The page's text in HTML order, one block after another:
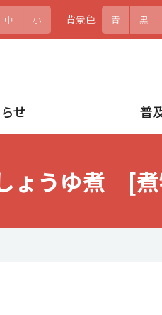
背景色 青 黒
中 小
せ 普
ょうゆ煮 [